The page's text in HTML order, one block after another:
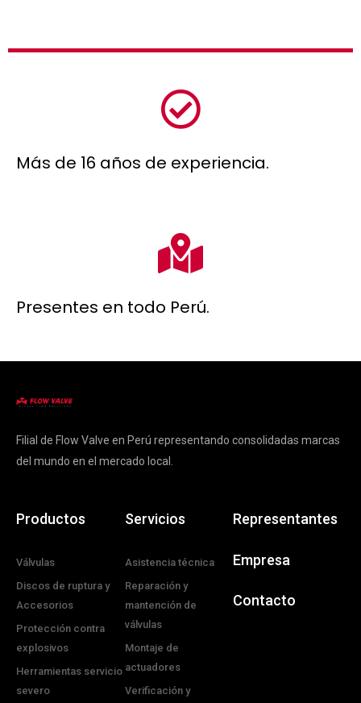
Más de 16 años de experiencia.
Presentes en todo Perú.
Filial de Flow Valve en Perú representando consolidadas marcas
del mundo en el mercado local.
Productos
Válvulas
Discos de ruptura y
Accesorios
Protección contra
explosivos
Herramientas servicio
severo
Servicios
Asistencia técnica
Reparación y
mantención de
válvulas
Montaje de
actuadores
Verificación y
Representantes
Empresa
Contacto